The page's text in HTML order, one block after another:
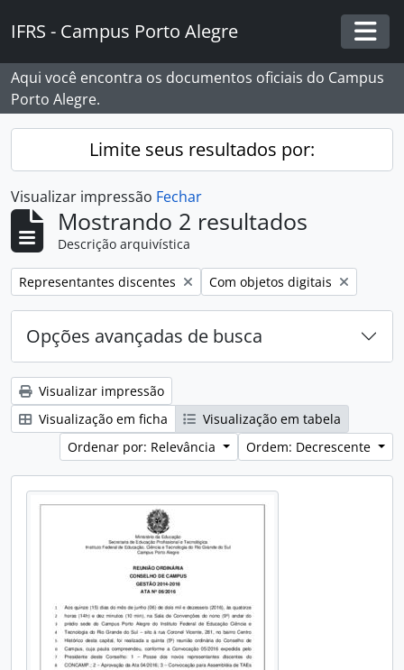
IFRS - Campus Porto Alegre
Aqui você encontra os documentos oficiais do Campus
Porto Alegre.
Limite seus resultados por:
Visualizar impressão Fechar
Mostrando 2 resultados
Descrição arquivística
Remover filtro:
Representantes discentes Remover filtro:
Com objetos digitais
Opções avançadas de busca
Visualizar impressão
Visualização em ficha
Visualização em tabela
Ordenar por: Relevância
Ordem: Decrescente